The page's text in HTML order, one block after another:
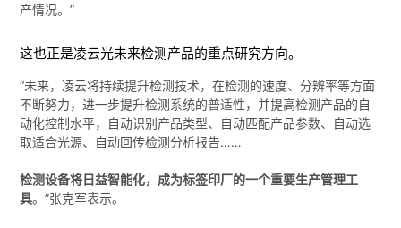
产情况。”
这也正是凌云光未来检测产品的重点研究方向。
“未来，凌云将持续提升检测技术，在检测的速度、分辨率等方面
不断努力，进一步提升检测系统的普适性，并提高检测产品的自
动化控制水平，自动识别产品类型、自动匹配产品参数、自动选
取适合光源、自动回传检测分析报告……
检测设备将日益智能化，成为标签印厂的一个重要生产管理工
具。”张克军表示。